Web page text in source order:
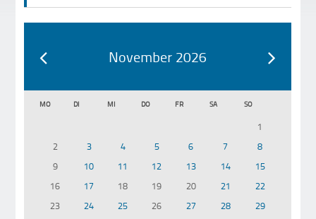
November 2026
MO DI MI DO FR SA SO
1
2
3 4 5 6 7
8
9
10 11 12 13 14
15
16
17 18 19 20 21
22
23
24 25 26 27 28 29